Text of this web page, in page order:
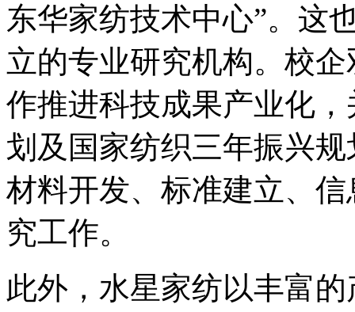
东华家纺技术中心”。这
立的专业研究机构。校
作推进科技成果产业化
划及国家纺织三年振兴
材料开发、标准建立、
究工作。
此外，水星家纺以丰富